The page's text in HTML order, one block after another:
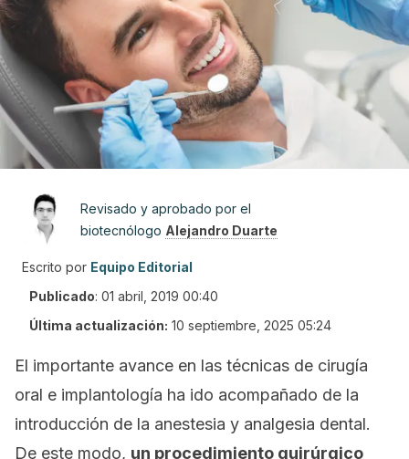
Revisado y aprobado por el
biotecnólogo Alejandro Duarte
Escrito por Equipo Editorial
Publicado: 01 abril, 2019 00:40
Última actualización: 10 septiembre, 2025 05:24
El importante avance en las técnicas de cirugía
oral e implantología ha ido acompañado de la
introducción de la anestesia y analgesia dental.
De este modo, un procedimiento quirúrgico